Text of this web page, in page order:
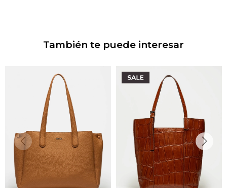
También te puede interesar